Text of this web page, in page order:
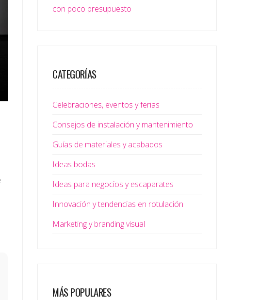
con poco presupuesto
CATEGORÍAS
Celebraciones, eventos y ferias
Consejos de instalación y mantenimiento
Guías de materiales y acabados
Ideas bodas
Ideas para negocios y escaparates
Innovación y tendencias en rotulación
Marketing y branding visual
MÁS POPULARES